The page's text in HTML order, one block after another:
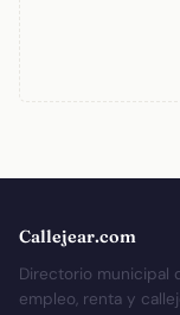
Callejear.com
Directorio municipal
empleo, renta y